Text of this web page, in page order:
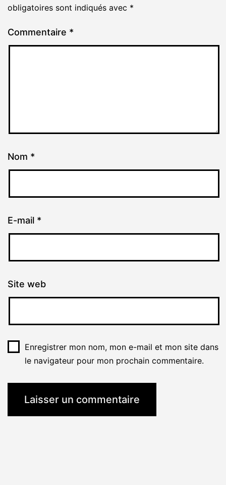
obligatoires sont indiqués avec *
Commentaire *
Nom *
E-mail *
Site web
Enregistrer mon nom, mon e-mail et mon site dans
le navigateur pour mon prochain commentaire.